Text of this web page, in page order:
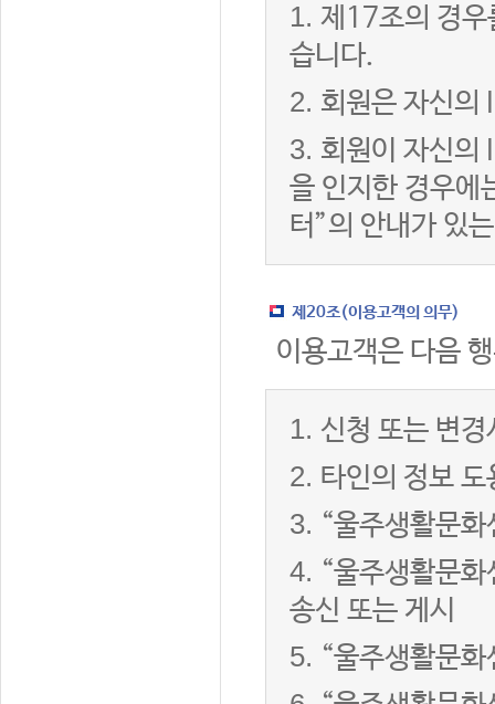
1. 제17조의 경우
습니다.
2. 회원은 자신의
3. 회원이 자신의
을 인지한 경우에
터”의 안내가 있
제20조(이용고객의 의무)
이용고객은 다음
1. 신청 또는 변
2. 타인의 정보 도
3. “울주생활문
4. “울주생활문
송신 또는 게시
5. “울주생활문